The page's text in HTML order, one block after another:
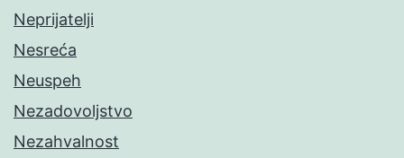
Neprijatelji
Nesreća
Neuspeh
Nezadovoljstvo
Nezahvalnost